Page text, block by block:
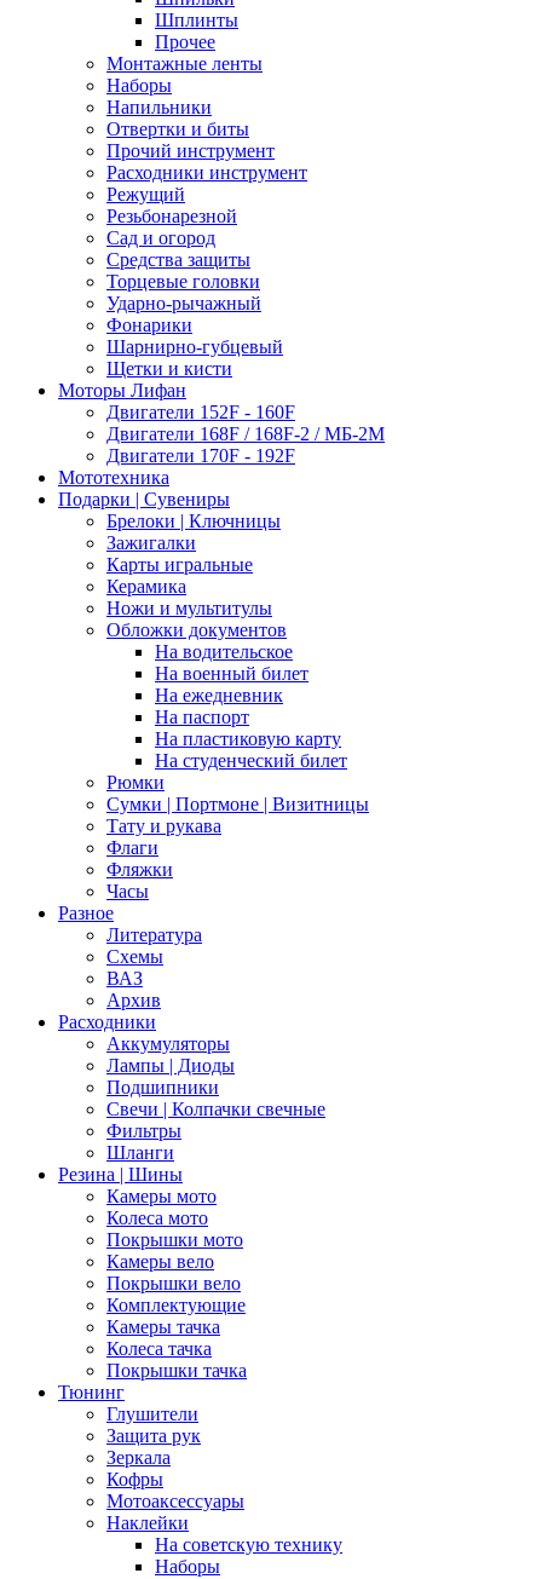
Шплинты
Прочее
Монтажные ленты
Наборы
Напильники
Отвертки и биты
Прочий инструмент
Расходники инструмент
Режущий
Резьбонарезной
Сад и огород
Средства защиты
Торцевые головки
Ударно-рычажный
Фонарики
Шарнирно-губцевый
Щетки и кисти
Моторы Лифан
Двигатели 152F - 160F
Двигатели 168F / 168F-2 / МБ-2М
Двигатели 170F - 192F
Мототехника
Подарки | Сувениры
Брелоки | Ключницы
Зажигалки
Карты игральные
Керамика
Ножи и мультитулы
Обложки документов
На водительское
На военный билет
На ежедневник
На паспорт
На пластиковую карту
На студенческий билет
Рюмки
Сумки | Портмоне | Визитницы
Тату и рукава
Флаги
Фляжки
Часы
Разное
Литература
Схемы
ВАЗ
Архив
Расходники
Аккумуляторы
Лампы | Диоды
Подшипники
Свечи | Колпачки свечные
Фильтры
Шланги
Резина | Шины
Камеры мото
Колеса мото
Покрышки мото
Камеры вело
Покрышки вело
Комплектующие
Камеры тачка
Колеса тачка
Покрышки тачка
Тюнинг
Глушители
Защита рук
Зеркала
Кофры
Мотоаксессуары
Наклейки
На советскую технику
Наборы